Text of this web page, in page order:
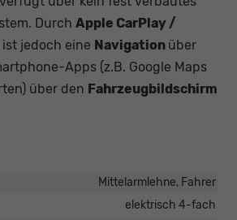
Durch Apple CarPlay /
ist jedoch eine Navigation über
Apps (z.B. Google Maps
über den Fahrzeugbildschirm
Mittelarmlehne, Fahrer
elektrisch 4-fach